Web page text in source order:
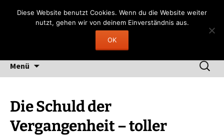
InhaltGerngelesen
"Lesen heißt, durch fremde Hand träumen"
(Fernando Pessoa)
Menü
Suchen
nach:
Die Schuld der
Vergangenheit – toller
Diese Website benutzt Cookies. Wenn du die Website weiter
nutzt, gehen wir von deinem Einverständnis aus.
OK